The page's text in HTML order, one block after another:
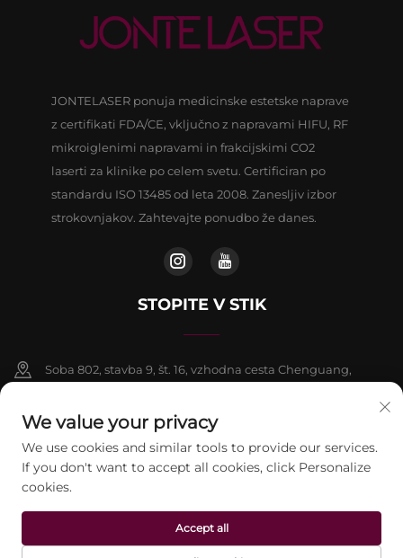
JONTELASER ponuja medicinske estetske naprave
z certifikati FDA/CE, vključno z napravami HIFU, RF
mikroiglenimi napravami in frakcijskimi CO2
laserti za klinike po celem svetu. Certificiran po
standardu ISO 13485 od leta 2008. Zanesljiv izbor
strokovnjakov. Zahtevajte ponudbo že danes.
STOPITE V STIK
Soba 802, stavba 9, št. 16, vzhodna cesta Chenguang,
+86-13911459627
[email protected]
Avtorske pravice © 2026 beijing Jontelaser Technology CO.,LTD. Vse
pravice pridržane. Pravilnik o zasebnosti
We value your privacy
We use cookies and similar tools to provide our services.
If you don't want to accept all cookies, click Personalize
cookies.
Accept all